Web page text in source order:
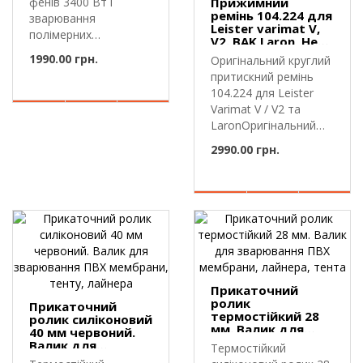
зварювання
полімерних
насадка приз..
1990.00 грн.
ремінь 104.224 для
Leister varimat V,
V2. BAK Laron, Herz
Laron
Оригінальний круглий
притискний ремінь
104.224 для Leister
Varimat V / V2 та
LaronОригінальний
2990.00 грн.
Прикаточний
ролик силіконовий
40 мм червоний.
Валик для
зварювання ПВХ
Прикаточний
ролик
термостійкий 28
мм. Валик для
зварювання ПВХ
мембрани,
Термостійкий